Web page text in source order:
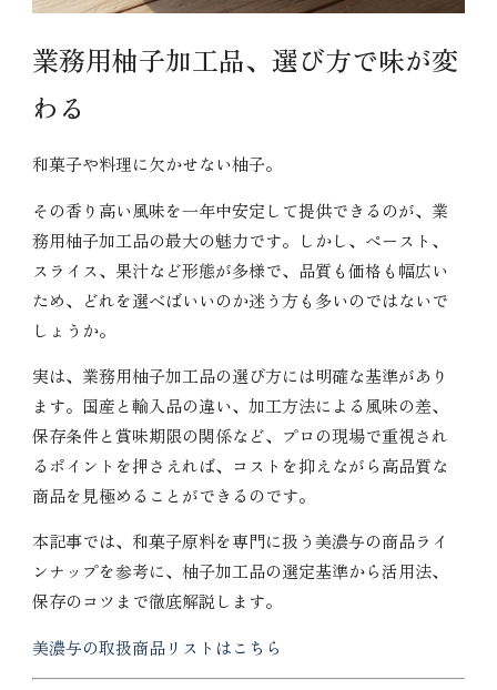
業務用柚子加工品、選び方で味が変
わる
和菓子や料理に欠かせない柚子。
その香り高い風味を一年中安定して提供できるのが、業
務用柚子加工品の最大の魅力です。しかし、ペースト、
スライス、果汁など形態が多様で、品質も価格も幅広い
ため、どれを選べばいいのか迷う方も多いのではないで
しょうか。
実は、業務用柚子加工品の選び方には明確な基準があり
ます。国産と輸入品の違い、加工方法による風味の差、
保存条件と賞味期限の関係など、プロの現場で重視され
るポイントを押さえれば、コストを抑えながら高品質な
商品を見極めることができるのです。
本記事では、和菓子原料を専門に扱う美濃与の商品ライ
ンナップを参考に、柚子加工品の選定基準から活用法、
保存のコツまで徹底解説します。
美濃与の取扱商品リストはこちら